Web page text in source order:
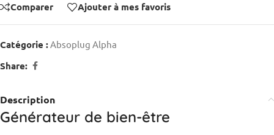
Comparer Ajouter à mes favoris
Catégorie :Absoplug Alpha
Share:
Description
Générateur de bien-être